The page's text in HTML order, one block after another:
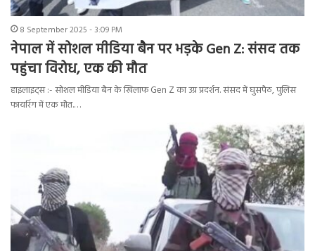
8 September 2025 - 3:09 PM
नेपाल में सोशल मीडिया बैन पर भड़के Gen Z: संसद तक
पहुंचा विरोध, एक की मौत
हाइलाइट्स :- सोशल मीडिया बैन के खिलाफ Gen Z का उग्र प्रदर्शन. संसद में घुसपैठ, पुलिस
फायरिंग में एक मौत.…